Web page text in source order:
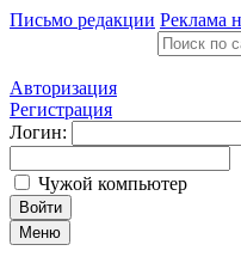
Письмо редакции Реклама
Авторизация
Регистрация
Логин:
Чужой компьютер
Войти
Меню